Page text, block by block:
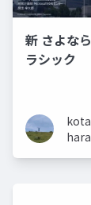
新 さよな
ラシック